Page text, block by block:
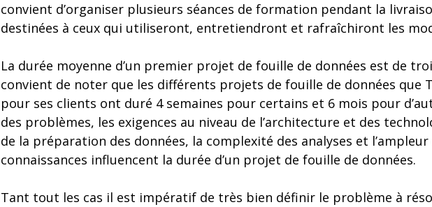
convient d’organiser plusieurs séances de formation pendant la
destinées à ceux qui utiliseront, entretiendront et rafraîchiront les
La durée moyenne d’un premier projet de fouille de données est de
convient de noter que les différents projets de fouille de données que
pour ses clients ont duré 4 semaines pour certains et 6 mois pour
des problèmes, les exigences au niveau de l’architecture et des
de la préparation des données, la complexité des analyses et
connaissances influencent la durée d’un projet de fouille de données.
Tant tout les cas il est impératif de très bien définir le problème à